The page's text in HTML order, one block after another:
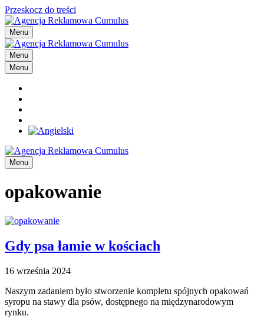
Przeskocz do treści
Menu
Menu
Menu
Menu
opakowanie
Gdy psa łamie w kościach
16 września 2024
Naszym zadaniem było stworzenie kompletu spójnych opakowań
syropu na stawy dla psów, dostępnego na międzynarodowym
rynku.